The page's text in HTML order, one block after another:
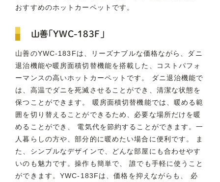
おすすめのホットカーペットです。
山善「YWC-183F」
山善のYWC-183Fは、リーズナブルな価格ながら、ダニ
退治機能や暖房面積切替機能を搭載した、コストパフォ
ーマンスの高いホットカーペットです。 ダニ退治機能で
は、高温でダニを死滅させることができ、清潔な状態を
保つことができます。 暖房面積切替機能では、暖める範
囲を切り替えることができるため、必要な場所だけを暖
めることができ、 電気代を節約することができます。一
人暮らしの方や、部分的に暖めたい場合に便利です。 ま
た、シンプルなデザインで、どんな部屋にも合わせやす
いのも魅力です。操作も簡単で、 誰でも手軽に使うこと
ができます。YWC-183Fは、価格を抑えながらも、 必